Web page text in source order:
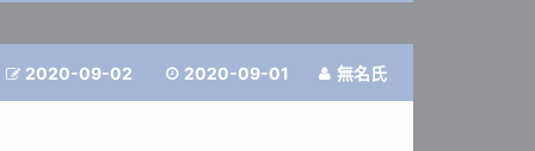
 2020-09-02  2020-09-01  無名氏